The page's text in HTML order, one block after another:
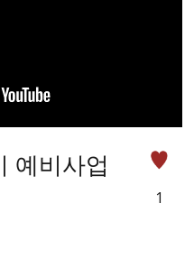
예비사업
1